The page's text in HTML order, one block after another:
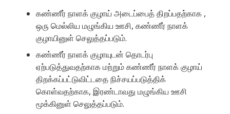
கண்ணீர் நாளக் குழாய் அடைப்பைத் திறப்பதற்காக ,
ஒரு மெல்லிய மழுங்கிய ஊசி, கண்ணீர் நாளக்
குழாயினுள் செலுத்தப்படும்.
கண்ணீர் நாளக் குழாயுடன் தொடர்பு
ஏற்படுத்துவதற்காக மற்றும் கண்ணீர் நாளக் குழாய்
திறக்கப்பட்டுவிட்டதை நிச்சயப்படுத்திக்
கொள்வதற்காக, இரண்டாவது மழுங்கிய ஊசி
மூக்கினுள் செலுத்தப்படும்.